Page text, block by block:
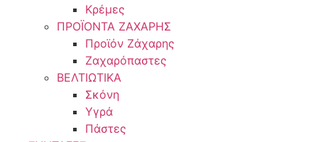
Κρέμες
ΠΡΟΪΟΝΤΑ ΖΑΧΑΡΗΣ
Προϊόν Ζάχαρης
Ζαχαρόπαστες
ΒΕΛΤΙΩΤΙΚΑ
Σκόνη
Υγρά
Πάστες